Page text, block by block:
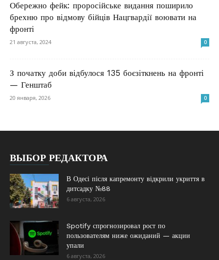
Обережно фейк: проросійське видання поширило
брехню про відмову бійців Нацгвардії воювати на
фронті
21 августа, 2024 0
З початку доби відбулося 135 боєзіткнень на фронті
— Генштаб
20 января, 2026 0
ВЫБОР РЕДАКТОРА
В Одесі після капремонту відкрили укриття в
дитсадку №88
6 августа, 2026
Spotify спрогнозировал рост по
пользователям ниже ожиданий — акции
упали
6 августа, 2026